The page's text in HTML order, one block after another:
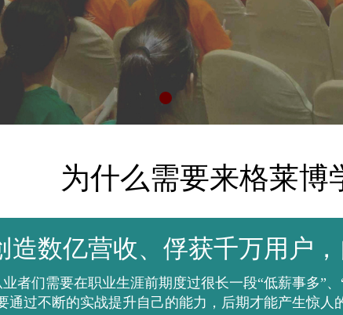
为什么需要来格莱博
造数亿营收、俘获千万用户
者们需要在职业生涯前期度过很长一段“低薪事多”、
断的实战提升自己的能力，后期才能产生惊人的